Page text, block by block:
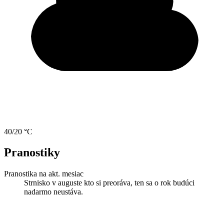
40/20 °C
Pranostiky
Pranostika na akt. mesiac
Strnisko v auguste kto si preoráva, ten sa o rok budúci
nadarmo neustáva.